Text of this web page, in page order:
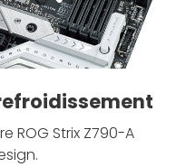
ROG Strix Z790-A